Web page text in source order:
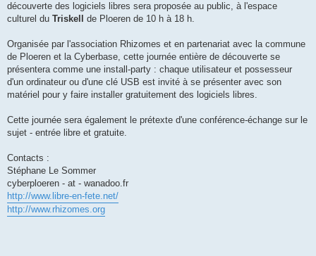
a
g
découverte des logiciels libres sera proposée au public, à l'espace
culturel du Triskell de Ploeren de 10 h à 18 h.
Organisée par l'association Rhizomes et en partenariat avec la commune
de Ploeren et la Cyberbase, cette journée entière de découverte se
présentera comme une install-party : chaque utilisateur et possesseur
d'un ordinateur ou d'une clé USB est invité à se présenter avec son
matériel pour y faire installer gratuitement des logiciels libres.
Cette journée sera également le prétexte d'une conférence-échange sur le
sujet - entrée libre et gratuite.
Contacts :
Stéphane Le Sommer
cyberploeren - at - wanadoo.fr
http://www.libre-en-fete.net/
http://www.rhizomes.org